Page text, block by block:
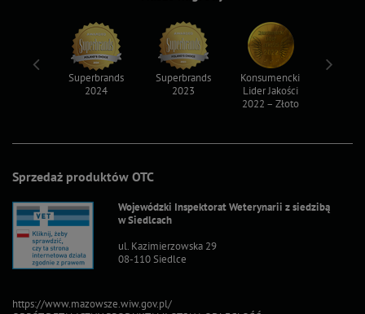
Sprzedaż produktów OTC
Wojewódzki Inspektorat Weterynarii z siedzibą
w Siedlcach
ul. Kazimierzowska 29
08-110 Siedlce
https://www.mazowsze.wiw.gov.pl/
Superbrands
2024
Superbrands
2023
Konsumencki
Lider Jakości
2022 – Złoto